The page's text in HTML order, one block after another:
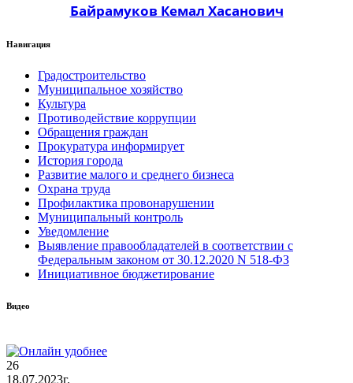
Байрамуков Кемал Хасанович
Навигация
Градостроительство
Муниципальное хозяйство
Культура
Противодействие коррупции
Обращения граждан
Прокуратура информирует
История города
Развитие малого и среднего бизнеса
Охрана труда
Профилактика провонарушении
Муниципальный контроль
Уведомление
Выявление правообладателей в соответствии с
Федеральным законом от 30.12.2020 N 518-ФЗ
Инициативное бюджетирование
Видео
26
18.07.2023г.